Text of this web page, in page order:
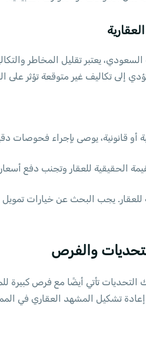
إلى تكاليف غير متوقعة تؤثر على
قانونية، يوصى بإجراء فحوصات
الحقيقية للعقار وتجنب دفع أسعار
للعقار. يجب البحث عن خيارات
من التحديات. ولكن تلك التحديات تأتي أيضًا